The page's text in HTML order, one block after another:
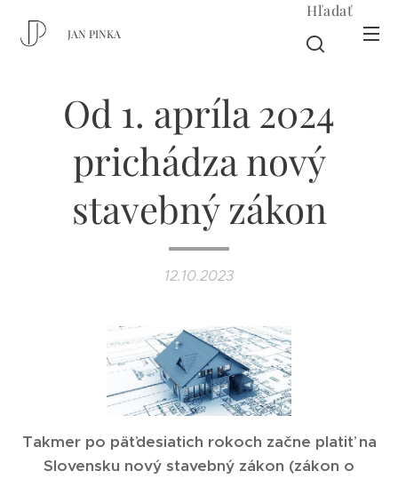
JAN PINKA
Hľadať
Od 1. apríla 2024
prichádza nový
stavebný zákon
12.10.2023
Takmer po päťdesiatich rokoch začne platiť na
Slovensku nový stavebný zákon (zákon o